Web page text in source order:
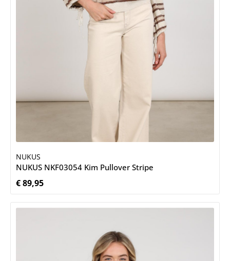
NUKUS
NUKUS NKF03054 Kim Pullover Stripe
Normale prijs:
€ 89,95